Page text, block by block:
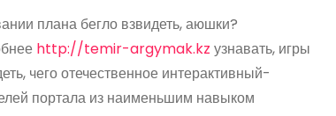
плана бегло взвидеть, аюшки?
http://temir-argymak.kz узнавать, игры
чего отечественное интерактивный-
портала из наименьшим навыком